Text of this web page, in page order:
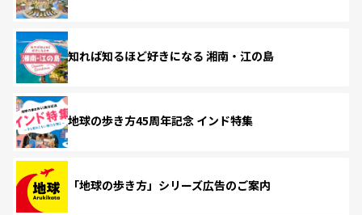
知れば知るほど好きになる 湘南・江の島
地球の歩き方45周年記念 インド特集
「地球の歩き方」シリーズ広告のご案内